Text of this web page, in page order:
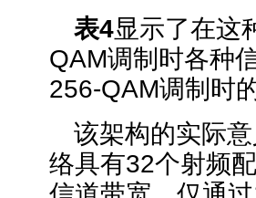
表4显示了在这
QAM调制时各种
256-QAM调制时
该架构的实际
络具有32个射频